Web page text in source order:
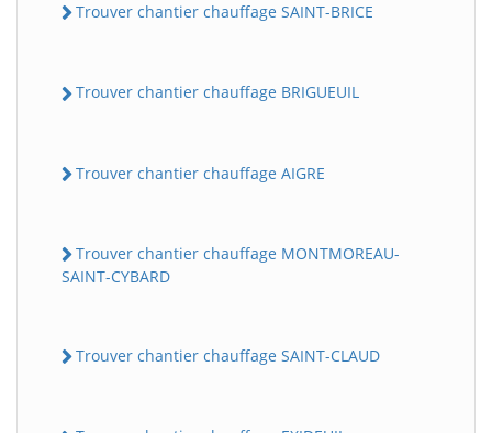
Trouver chantier chauffage SAINT-BRICE
Trouver chantier chauffage BRIGUEUIL
Trouver chantier chauffage AIGRE
Trouver chantier chauffage MONTMOREAU-
SAINT-CYBARD
Trouver chantier chauffage SAINT-CLAUD